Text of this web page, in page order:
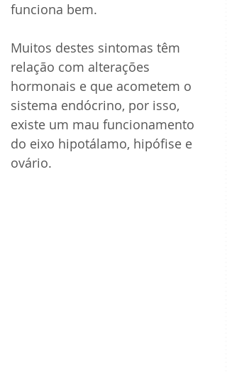
funciona bem.
Muitos destes sintomas têm
relação com alterações
hormonais e que acometem o
sistema endócrino, por isso,
existe um mau funcionamento
do eixo hipotálamo, hipófise e
ovário.